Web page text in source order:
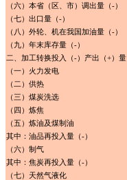
（六）本省（区、市）调出量（-）
（七）出口量（-）
（八）外轮、机在我国加油量（-）
（九）年末库存量（-）
二、加工转换投入（-）产出（+）量
（一）火力发电
（二）供热
（三）煤炭洗选
（四）炼焦
（五）炼油及煤制油
其中：油品再投入量（-）
（六）制气
其中：焦炭再投入量（-）
（七）天然气液化